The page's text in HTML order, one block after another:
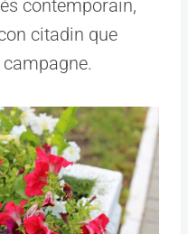
contemporain,
citadin que